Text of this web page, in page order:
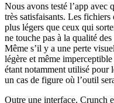
Nous avons testé l’app avec
très satisfaisants. Les
plus légers que ceux qui
ne touche pas à la qualité
Même s’il y a une perte
légère et même
étant notamment utilisé pour
un cas de figure où l’outil
Outre une interface, Crunch